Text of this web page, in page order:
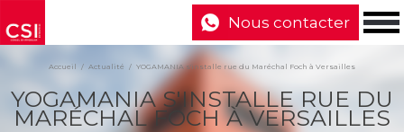
Nous contacter
Accueil Actualité YOGAMANIA s'installe rue du Maréchal Foch à Versailles
YOGAMANIA S'INSTALLE RUE DU
MARÉCHAL FOCH À VERSAILLES